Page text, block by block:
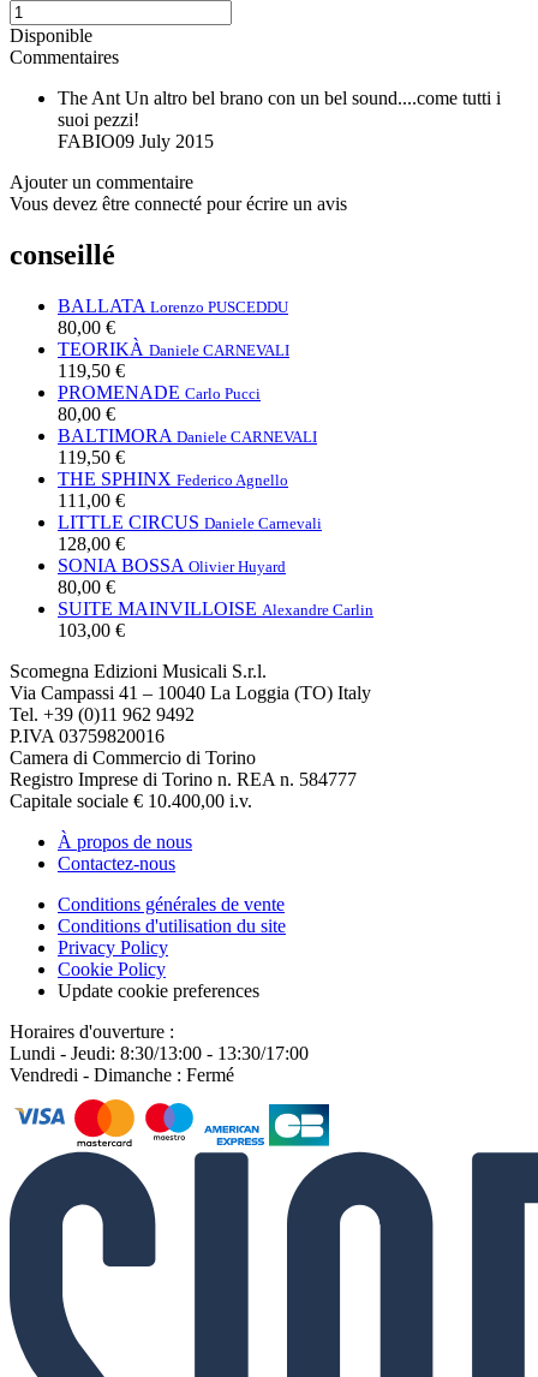
Disponible
Commentaires
The Ant Un altro bel brano con un bel sound....come tutti i
suoi pezzi!
FABIO09 July 2015
Ajouter un commentaire
Vous devez être connecté pour écrire un avis
conseillé
BALLATA Lorenzo PUSCEDDU
80,00 €
TEORIKÀ Daniele CARNEVALI
119,50 €
PROMENADE Carlo Pucci
80,00 €
BALTIMORA Daniele CARNEVALI
119,50 €
THE SPHINX Federico Agnello
111,00 €
LITTLE CIRCUS Daniele Carnevali
128,00 €
SONIA BOSSA Olivier Huyard
80,00 €
SUITE MAINVILLOISE Alexandre Carlin
103,00 €
Scomegna Edizioni Musicali S.r.l.
Via Campassi 41 – 10040 La Loggia (TO) Italy
Tel. +39 (0)11 962 9492
P.IVA 03759820016
Camera di Commercio di Torino
Registro Imprese di Torino n. REA n. 584777
Capitale sociale € 10.400,00 i.v.
À propos de nous
Contactez-nous
Conditions générales de vente
Conditions d'utilisation du site
Privacy Policy
Cookie Policy
Update cookie preferences
Horaires d'ouverture :
Lundi - Jeudi: 8:30/13:00 - 13:30/17:00
Vendredi - Dimanche : Fermé